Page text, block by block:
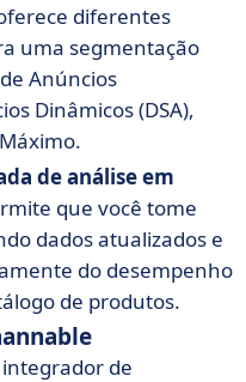
diferentes
uma segmentação
Anúncios
Dinâmicos (DSA),
de análise em
que você tome
dados atualizados e
do desempenho
de produtos.
de